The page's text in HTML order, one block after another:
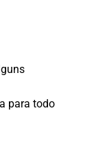
para todo